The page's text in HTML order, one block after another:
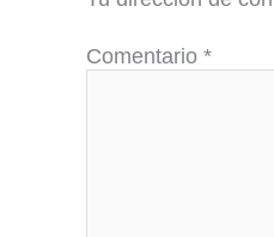
Comentario *